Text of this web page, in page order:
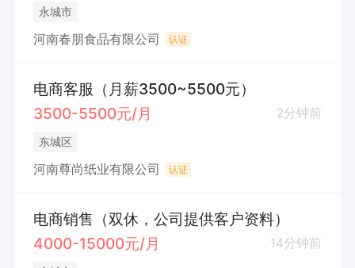
永城市
河南春朋食品有限公司 认证
电商客服（月薪3500~5500元）
3500-5500元/月
2分钟前
东城区
河南尊尚纸业有限公司 认证
电商销售（双休，公司提供客户资料）
4000-15000元/月
14分钟前